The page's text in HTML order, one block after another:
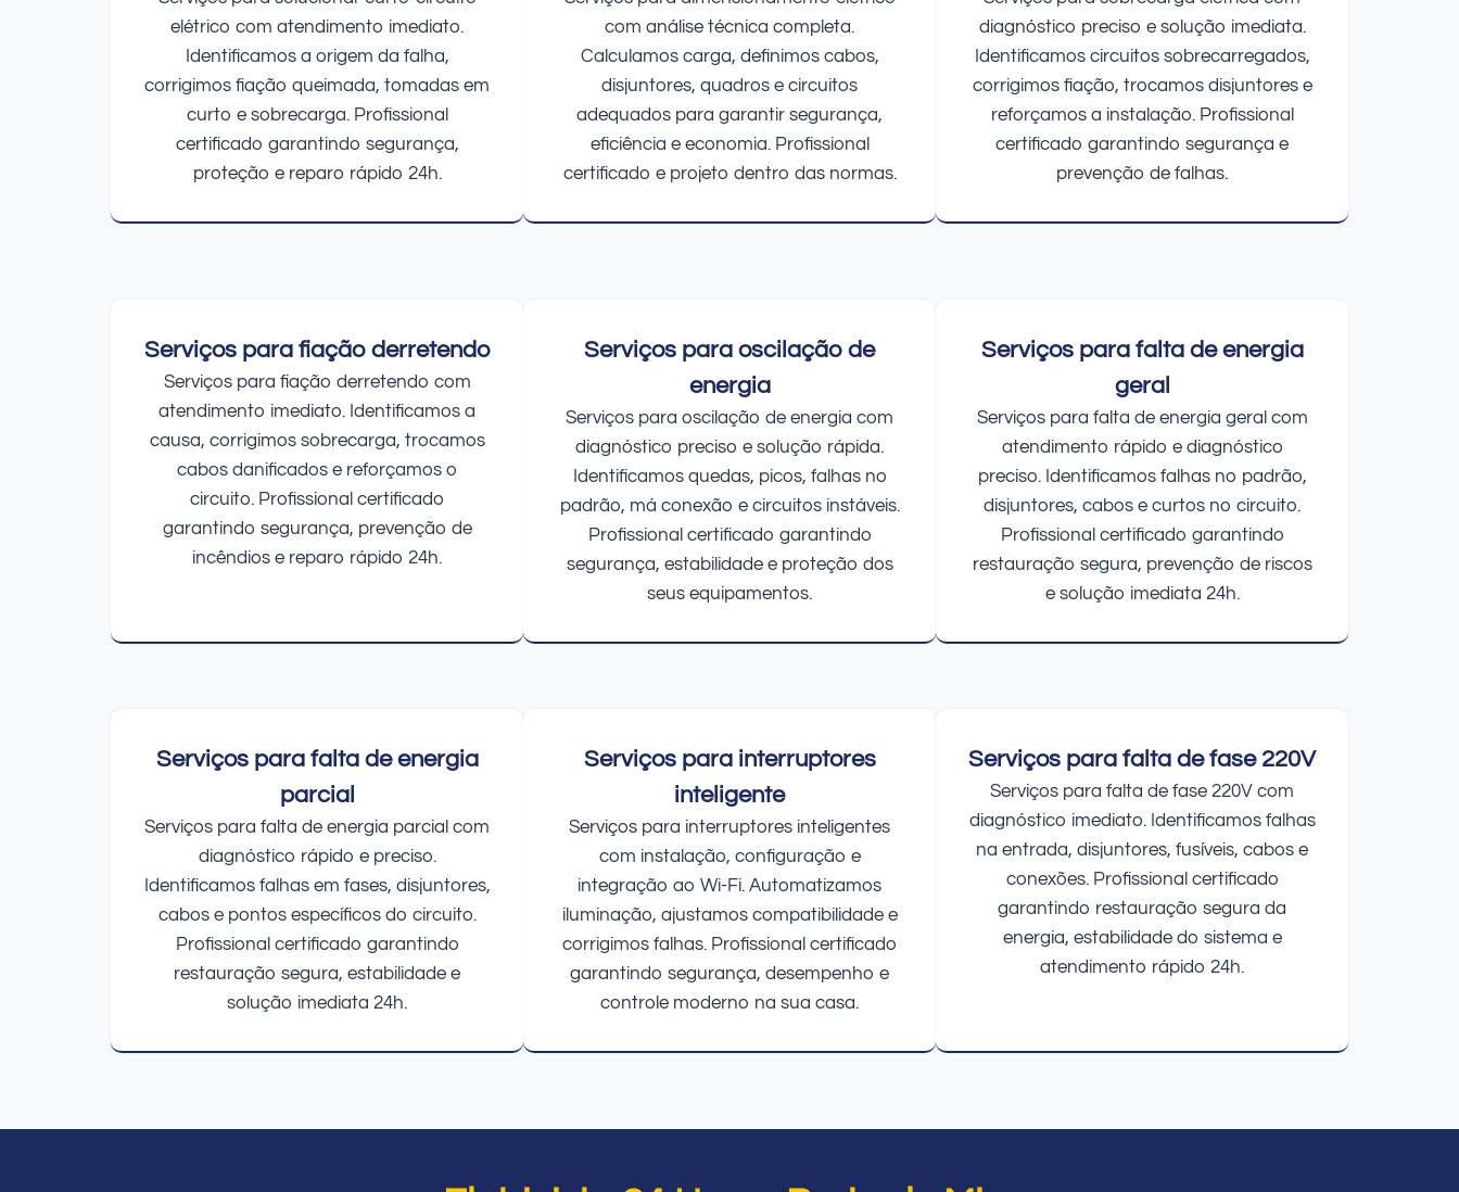
elétrico com atendimento imediato.
Identificamos a origem da falha,
corrigimos fiação queimada, tomadas em
curto e sobrecarga. Profissional
certificado garantindo segurança,
proteção e reparo rápido 24h.
com análise técnica completa.
Calculamos carga, definimos cabos,
disjuntores, quadros e circuitos
adequados para garantir segurança,
eficiência e economia. Profissional
certificado e projeto dentro das normas.
diagnóstico preciso e solução imediata.
Identificamos circuitos sobrecarregados,
corrigimos fiação, trocamos disjuntores e
reforçamos a instalação. Profissional
certificado garantindo segurança e
prevenção de falhas.
Serviços para fiação derretendo
Serviços para fiação derretendo com
atendimento imediato. Identificamos a
causa, corrigimos sobrecarga, trocamos
cabos danificados e reforçamos o
circuito. Profissional certificado
garantindo segurança, prevenção de
incêndios e reparo rápido 24h.
Serviços para oscilação de
energia
Serviços para oscilação de energia com
diagnóstico preciso e solução rápida.
Identificamos quedas, picos, falhas no
padrão, má conexão e circuitos instáveis.
Profissional certificado garantindo
segurança, estabilidade e proteção dos
seus equipamentos.
Serviços para falta de energia
geral
Serviços para falta de energia geral com
atendimento rápido e diagnóstico
preciso. Identificamos falhas no padrão,
disjuntores, cabos e curtos no circuito.
Profissional certificado garantindo
restauração segura, prevenção de riscos
e solução imediata 24h.
Serviços para falta de energia
parcial
Serviços para falta de energia parcial com
diagnóstico rápido e preciso.
Identificamos falhas em fases, disjuntores,
cabos e pontos específicos do circuito.
Profissional certificado garantindo
restauração segura, estabilidade e
solução imediata 24h.
Serviços para interruptores
inteligente
Serviços para interruptores inteligentes
com instalação, configuração e
integração ao Wi-Fi. Automatizamos
iluminação, ajustamos compatibilidade e
corrigimos falhas. Profissional certificado
garantindo segurança, desempenho e
controle moderno na sua casa.
Serviços para falta de fase 220V
Serviços para falta de fase 220V com
diagnóstico imediato. Identificamos falhas
na entrada, disjuntores, fusíveis, cabos e
conexões. Profissional certificado
garantindo restauração segura da
energia, estabilidade do sistema e
atendimento rápido 24h.